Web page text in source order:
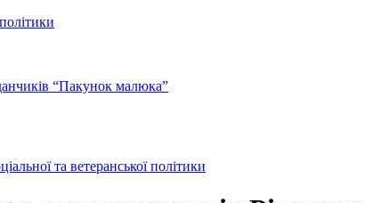
“Пакунок малюка”
та ветеранської політики